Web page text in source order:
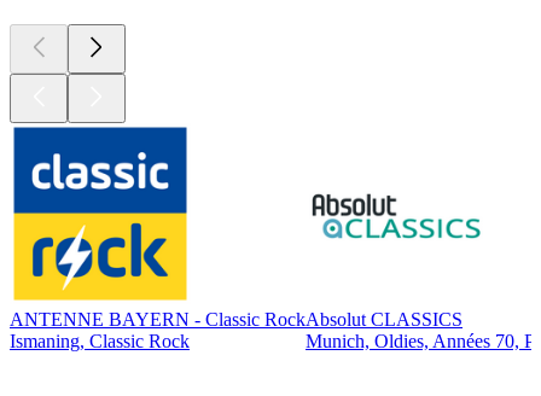
ANTENNE BAYERN - Classic Rock
Ismaning, Classic Rock
Absolut CLASSICS
Munich, Oldies, Années 70,